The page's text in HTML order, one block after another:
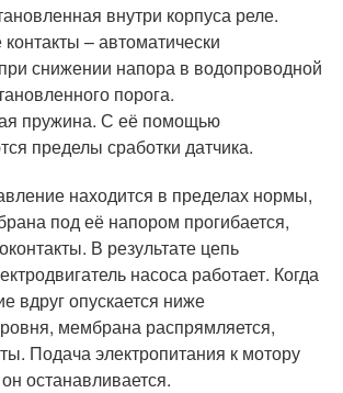
внутри корпуса реле.
– автоматически
снижении напора в водопроводной
порога.
пружина. С её помощью
пределы сработки датчика.
находится в пределах нормы,
под её напором прогибается,
В результате цепь
насоса работает. Когда
вдруг опускается ниже
мембрана распрямляется,
Подача электропитания к мотору
останавливается.